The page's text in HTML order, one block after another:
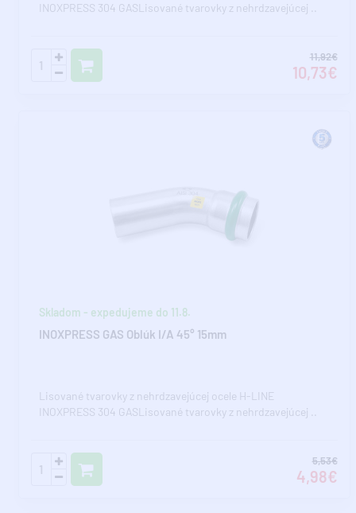
INOXPRESS 304 GASLisované tvarovky z nehrdzavejúcej ..
11,92€
10,73€
Skladom - expedujeme do 11.8.
INOXPRESS GAS Oblúk I/A 45° 15mm
Lisované tvarovky z nehrdzavejúcej ocele H-LINE
INOXPRESS 304 GASLisované tvarovky z nehrdzavejúcej ..
5,53€
4,98€